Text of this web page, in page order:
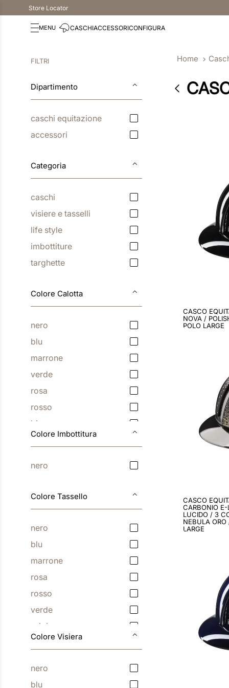
Store Locator
CASCHIACCESSORICONFIGURA
FILTRI
Dipartimento
caschi equitazione
accessori
Categoria
caschi
visiere e tasselli
life style
imbottiture
targhette
Colore Calotta
nero
blu
marrone
verde
rosa
rosso
bianco
grigio
Visualizza altri 2
Colore Imbottitura
nero
Colore Tassello
nero
blu
marrone
rosa
rosso
verde
grigio
bianco
Colore Visiera
nero
blu
CASCO
NOVA /
POLO LARGE
CASCO
CARBONIO
LUCIDO / 3
NEBULA ORO
LARGE